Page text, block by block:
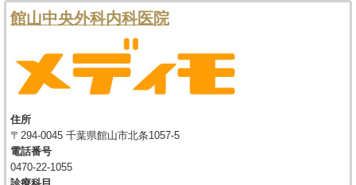
館山中央外科内科医院
住所
〒294-0045 千葉県館山市北条1057-5
電話番号
0470-22-1055